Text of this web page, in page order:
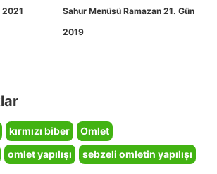
2021
Sahur Menüsü Ramazan 21. Gün
2019
kırmızı biber
Omlet
omlet yapılışı sebzeli omletin yapılışı